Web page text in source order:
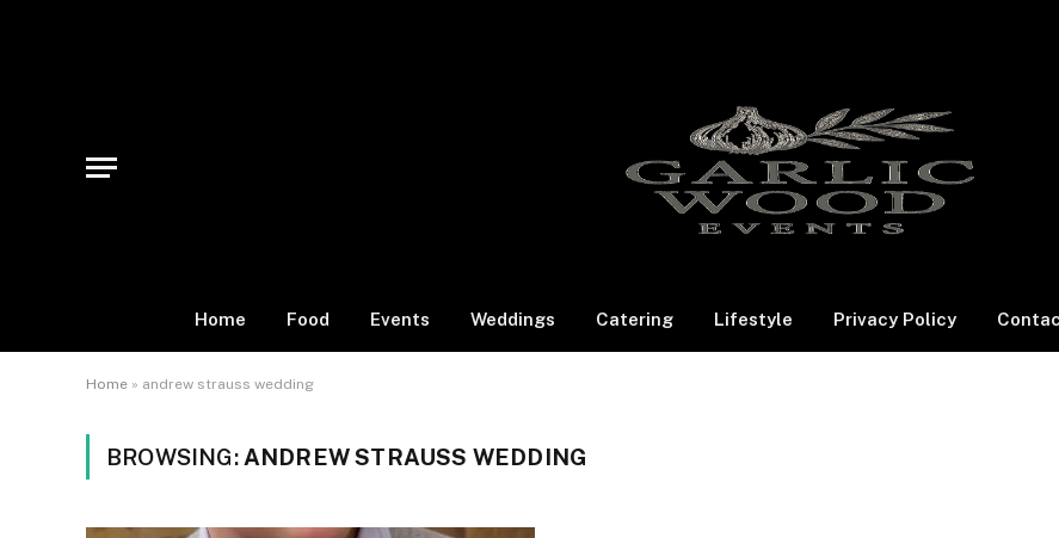
Home Food Events Weddings Catering Lifestyle Privacy Policy
Home » andrew strauss wedding
BROWSING: ANDREW STRAUSS WEDDING